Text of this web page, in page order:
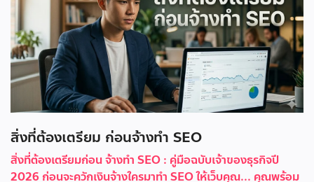
สิ่งที่ต้องเตรียม ก่อนจ้างทำ SEO
สิ่งที่ต้องเตรียมก่อน จ้างทำ SEO : คู่มือฉบับเจ้าของธุรกิจปี
2026 ก่อนจะควักเงินจ้างใครมาทำ SEO ให้เว็บคุณ... คุณพร้อม